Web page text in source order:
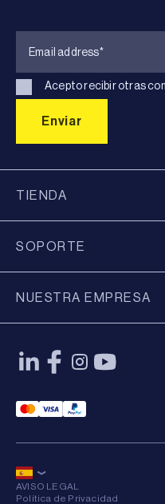
Acepto recibir otras
TIENDA
SOPORTE
NUESTRA EMPRESA
Mastercard Payment
Visa Payment
Paypal Payment
AVISO LEGAL
Política de Privacidad